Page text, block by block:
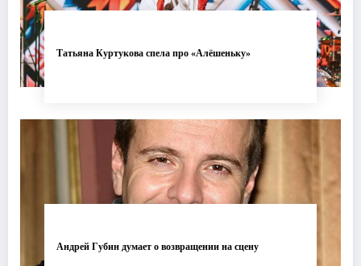
Татьяна Куртукова спела про «Алёшеньку»
Андрей Губин думает о возвращении на сцену